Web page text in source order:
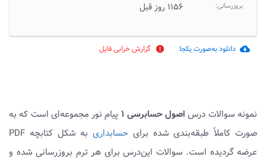
بروزرسانی: ۱۱۵۶ روز قبل
cloud_download دانلود به‌صورت یکجا report گزارش خرابی فایل
نمونه سوالات درس اصول حسابرسی ۱
پیام نور مجموعه‌ای است که به
صورت کاملاً طبقه‌بندی شده برای حسابداری
به شکل کتابچه PDF
عرضه گردیده است. سوالات این‌درس برای هر ترم بروزرسانی شده و